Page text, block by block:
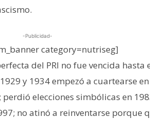
-Publicidad-
category=nutriseg]
del PRI no fue vencida hasta
y 1934 empezó a cuartearse
elecciones simbólicas en
no atinó a reinventarse porque